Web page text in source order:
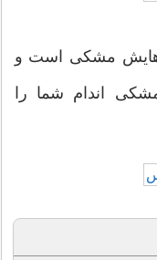
هایش مشکی است و
اندام شما را